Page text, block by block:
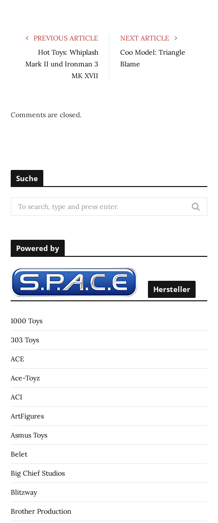
PREVIOUS ARTICLE
Hot Toys: Whiplash
Mark II und Ironman 3
MK XVII
NEXT ARTICLE
Coo Model: Triangle
Blame
Comments are closed.
Suche
e
r
f
o
Powered by
Hersteller
1000 Toys
303 Toys
ACE
Ace-Toyz
ACI
ArtFigures
Asmus Toys
Belet
Big Chief Studios
Blitzway
Brother Production